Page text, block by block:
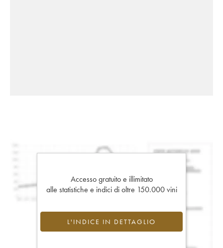
Accesso gratuito e illimitato
alle statistiche e indici di oltre 150.000 vini
L'INDICE IN DETTAGLIO